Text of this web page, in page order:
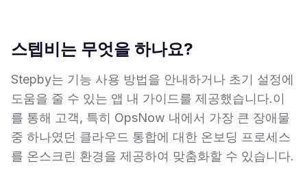
스텝비는 무엇을 하나요?
Stepby는 기능 사용 방법을 안내하거나 초기 설정에
도움을 줄 수 있는 앱 내 가이드를 제공했습니다.이
를 통해 고객, 특히 OpsNow 내에서 가장 큰 장애물
중 하나였던 클라우드 통합에 대한 온보딩 프로세스
를 온스크린 환경을 제공하여 맞춤화할 수 있습니다.